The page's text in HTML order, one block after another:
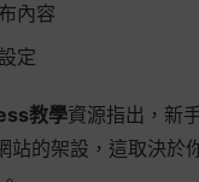
內容
定
教學資源指出，新
站的架設，這取決於